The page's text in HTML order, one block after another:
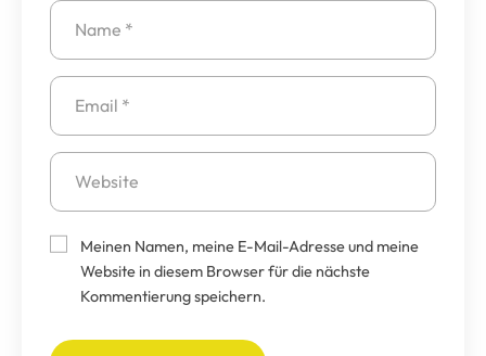
Meinen Namen, meine E-Mail-Adresse und meine
Website in diesem Browser für die nächste
Kommentierung speichern.